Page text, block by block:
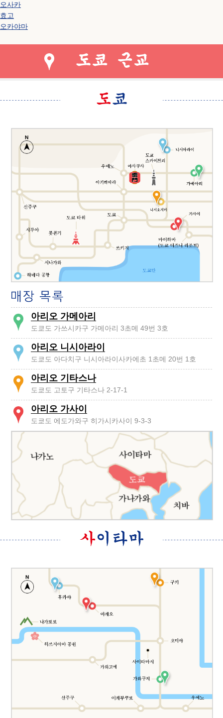
오사카
효고
오카야마
아리오 가메아리
도쿄도 가쓰시카구 가메아리 3초메 49번 3호
아리오 니시아라이
도쿄도 아다치구 니시아라이사카에초 1초메 20번 1호
아리오 기타스나
도쿄도 고토구 기타스나 2-17-1
아리오 가사이
도쿄도 에도가와구 히가시카사이 9-3-3